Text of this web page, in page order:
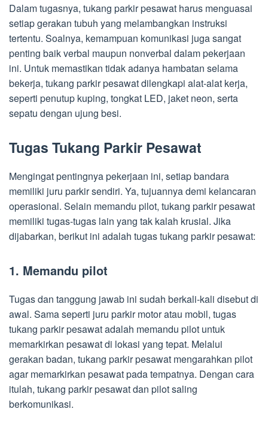
Dalam tugasnya, tukang parkir pesawat harus menguasai
setiap gerakan tubuh yang melambangkan instruksi
tertentu. Soalnya, kemampuan komunikasi juga sangat
penting baik verbal maupun nonverbal dalam pekerjaan
ini. Untuk memastikan tidak adanya hambatan selama
bekerja, tukang parkir pesawat dilengkapi alat-alat kerja,
seperti penutup kuping, tongkat LED, jaket neon, serta
sepatu dengan ujung besi.
Tugas Tukang Parkir Pesawat
Mengingat pentingnya pekerjaan ini, setiap bandara
memiliki juru parkir sendiri. Ya, tujuannya demi kelancaran
operasional. Selain memandu pilot, tukang parkir pesawat
memiliki tugas-tugas lain yang tak kalah krusial. Jika
dijabarkan, berikut ini adalah tugas tukang parkir pesawat:
1. Memandu pilot
Tugas dan tanggung jawab ini sudah berkali-kali disebut di
awal. Sama seperti juru parkir motor atau mobil, tugas
tukang parkir pesawat adalah memandu pilot untuk
memarkirkan pesawat di lokasi yang tepat. Melalui
gerakan badan, tukang parkir pesawat mengarahkan pilot
agar memarkirkan pesawat pada tempatnya. Dengan cara
itulah, tukang parkir pesawat dan pilot saling
berkomunikasi.